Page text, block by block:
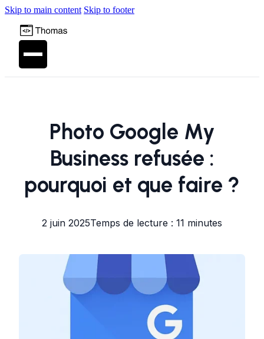
Skip to main content Skip to footer
Photo Google My
Business refusée :
pourquoi et que faire ?
2 juin 2025Temps de lecture : 11 minutes